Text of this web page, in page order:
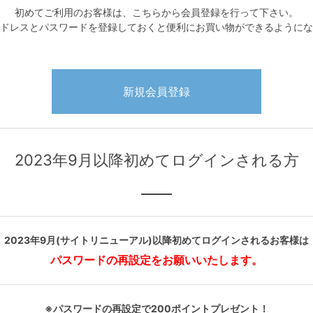
初めてご利用のお客様は、こちらから会員登録を行って下さい。
レスとパスワードを登録しておくと便利にお買い物ができるように
2023年9月以降初めてログインされる方
2023年9月(サイトリニューアル)以降初めてログインされるお客様は
パスワードの再設定をお願いいたします。
※パスワードの再設定で200ポイントプレゼント！